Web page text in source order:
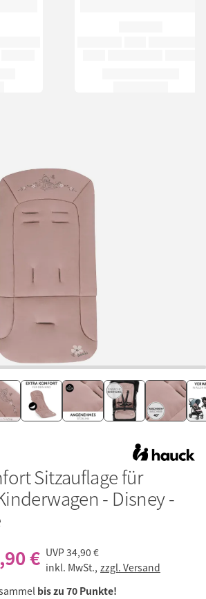
Sitzauflage für
- Disney -
€ UVP34,90 €
inkl. MwSt., zzgl. Versand
bis zu 70 Punkte!